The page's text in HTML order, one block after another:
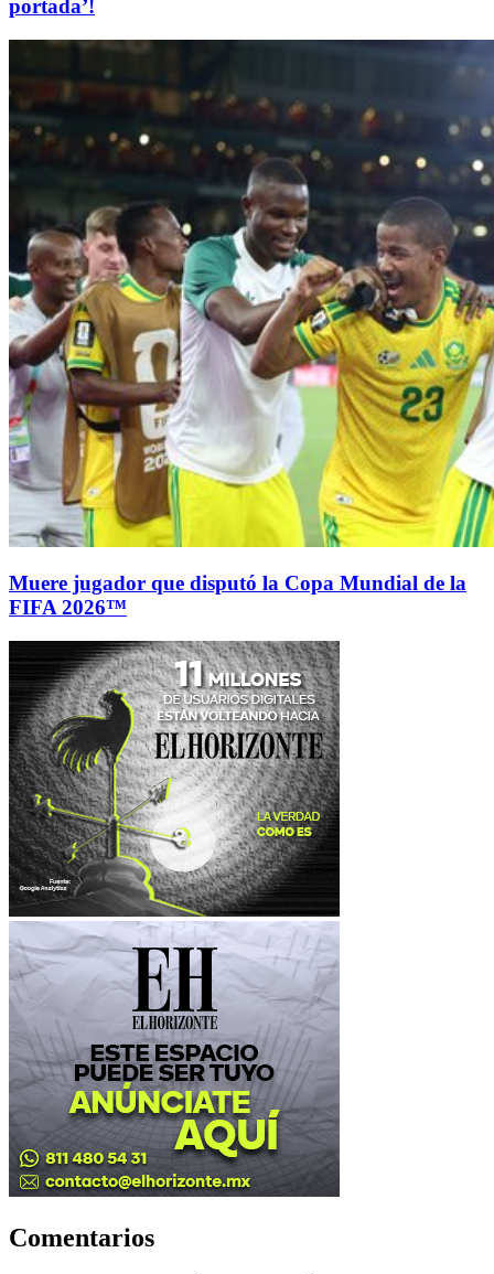
portada’!
Muere jugador que disputó la Copa Mundial de la
FIFA 2026™
Comentarios